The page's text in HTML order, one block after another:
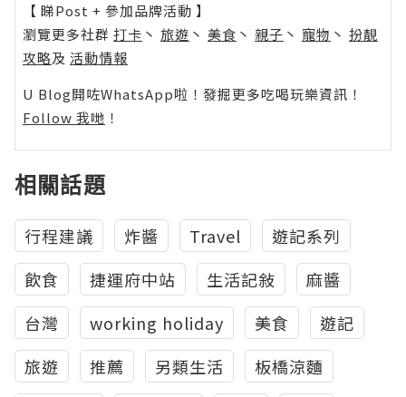
【 睇Post + 參加品牌活動 】
瀏覽更多社群 打卡 丶 旅遊 丶 美食 丶 親子 丶 寵物 丶 扮靚
攻略及 活動情報
U Blog開咗WhatsApp啦！發掘更多吃喝玩樂資訊！
Follow 我哋 ！
相關話題
行程建議 炸醬 Travel
遊記系列
飲食
捷運府中站 生活記敍
麻醬
台灣
working holiday 美食
遊記
旅遊
推薦 另類生活
板橋涼麵